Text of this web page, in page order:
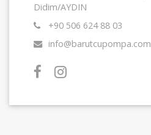
Didim/AYDIN
+90 506 624 88 03
info@barutcupompa.com